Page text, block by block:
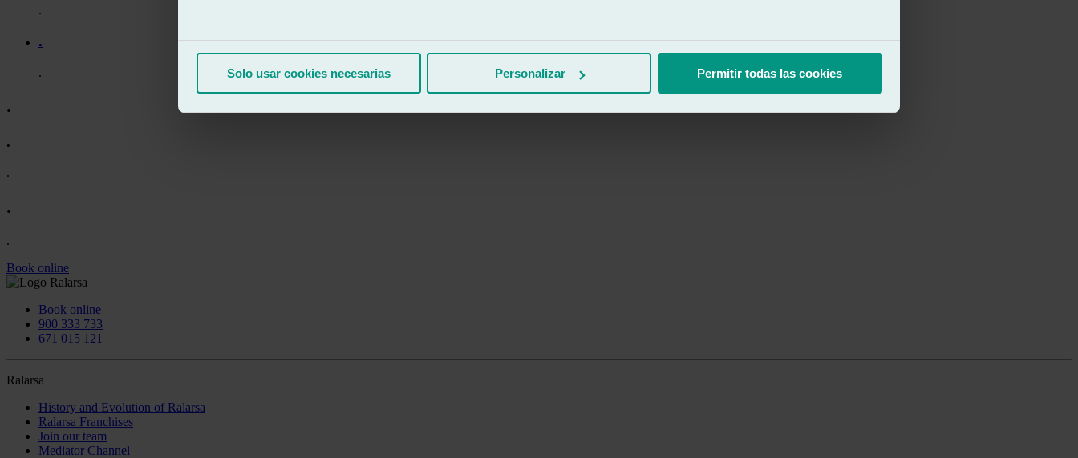
Solo usar cookies necesarias Personalizar Permitir todas las cookies
.
.
.
.
.
.
.
.
Book online
Book online
900 333 733
671 015 121
Ralarsa
History and Evolution of Ralarsa
Ralarsa Franchises
Join our team
Mediator Channel